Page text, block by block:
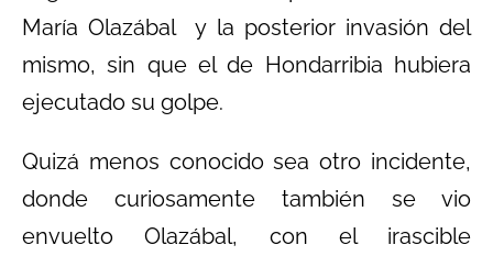
María Olazábal y la posterior invasión del
mismo, sin que el de Hondarribia hubiera
ejecutado su golpe.
Quizá menos conocido sea otro incidente,
donde curiosamente también se vio
envuelto Olazábal, con el irascible